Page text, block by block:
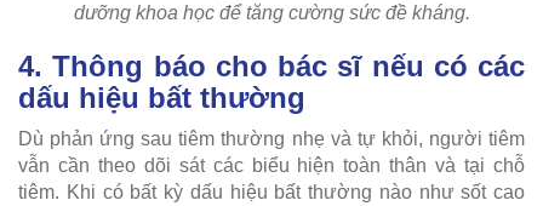
dưỡng khoa học để tăng cường sức đề kháng.
4. Thông báo cho bác sĩ nếu có các
dấu hiệu bất thường
Dù phản ứng sau tiêm thường nhẹ và tự khỏi, người tiêm
vẫn cần theo dõi sát các biểu hiện toàn thân và tại chỗ
tiêm. Khi có bất kỳ dấu hiệu bất thường nào như sốt cao